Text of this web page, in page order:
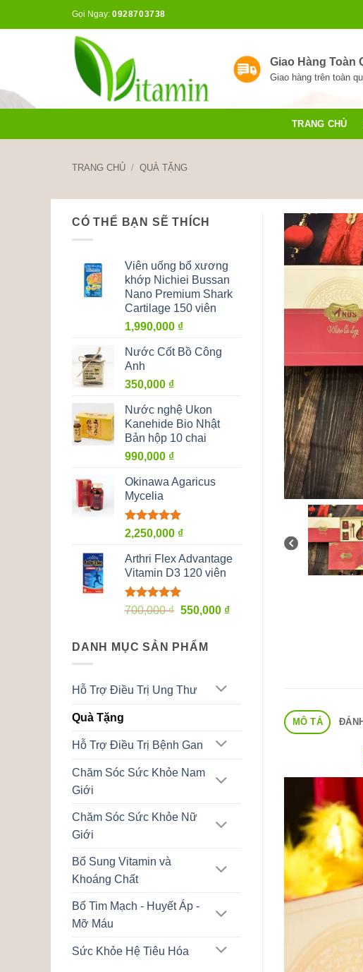
Gọi Ngay: 0928703738
Giao Hàng Toàn
Giao hàng trên toàn
TRANG CHỦ
TRANG CHỦ / QUÀ TẶNG
CÓ THỂ BẠN SẼ THÍCH
Viên uống bổ xương
khớp Nichiei Bussan
Nano Premium Shark
Cartilage 150 viên
1,990,000 ₫
Nước Cốt Bồ Công
Anh
350,000 ₫
Nước nghệ Ukon
Kanehide Bio Nhật
Bản hộp 10 chai
990,000 ₫
Okinawa Agaricus
Mycelia
Được xếp
hạng
5.00
5 sao
2,250,000 ₫
Arthri Flex Advantage
Vitamin D3 120 viên
Được xếp
hạng
700,000₫ Giá
700,000 ₫.
550,000 ₫Giá
DANH MỤC SẢN PHẨM
Hỗ Trợ Điều Trị Ung Thư
Quà Tặng
Hỗ Trợ Điều Trị Bệnh Gan
Chăm Sóc Sức Khỏe Nam
Giới
Chăm Sóc Sức Khỏe Nữ
Giới
Bổ Sung Vitamin và
Khoáng Chất
Bổ Tim Mạch - Huyết Áp -
Mỡ Máu
Sức Khỏe Hệ Tiêu Hóa
MÔ TẢ